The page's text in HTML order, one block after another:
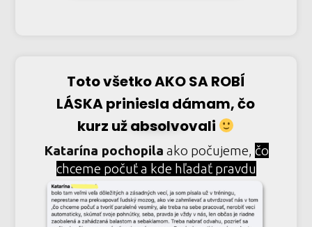
Toto všetko AKO SA ROBÍ
LÁSKA priniesla dámam, čo
kurz už absolvovali
Katarína pochopila ako počujeme, čo
chceme počuť a kde hľadať pravdu